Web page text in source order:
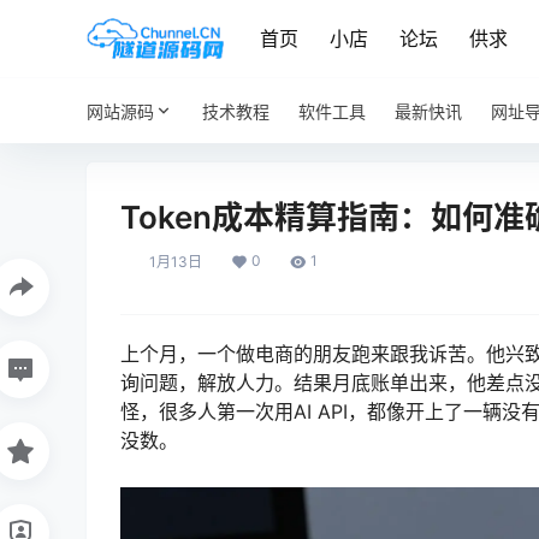
首页 小店 论坛 供求
网站源码 技术教程 软件工具 最新快讯 网址
Token成本精算指南：如何准
1月13日 0 1
上个月，一个做电商的朋友跑来跟我诉苦。他
询问题，解放人力。结果月底账单出来，他差点
怪，很多人第一次用AI API，都像开上了一辆没
没数。